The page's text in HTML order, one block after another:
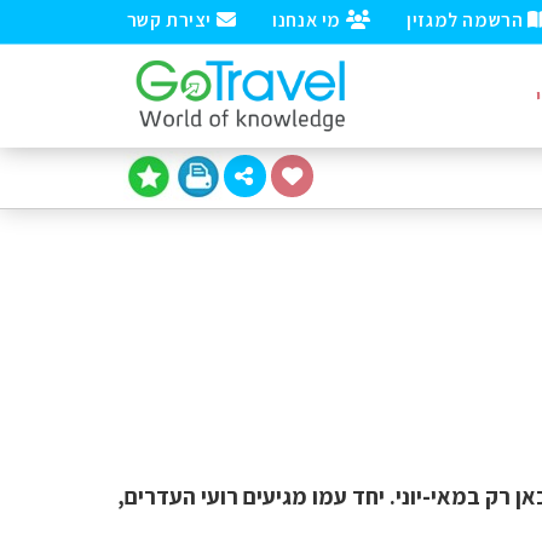
יצירת קשר מי אנחנו הרשמה למגזין
במאי-יוני. יחד עמו מגיעים רועי העדרים,